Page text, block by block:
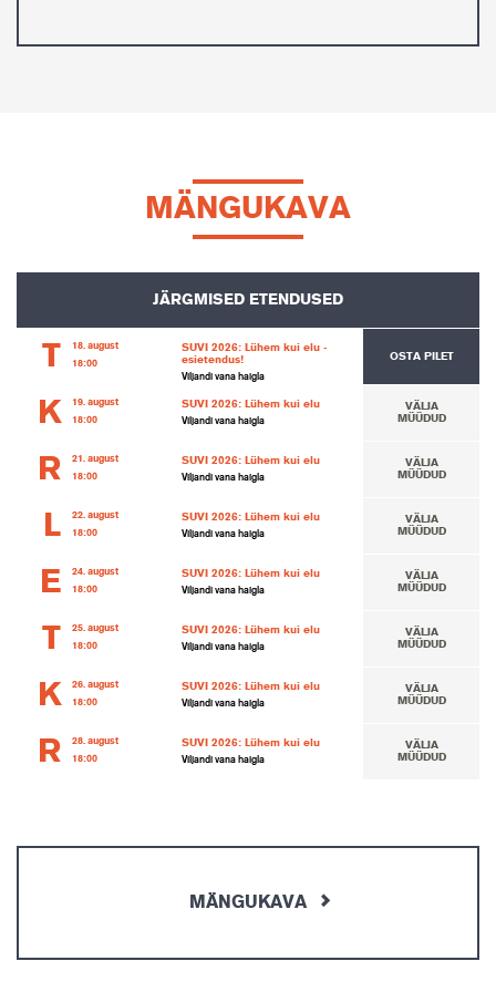
MÄNGUKAVA
JÄRGMISED ETENDUSED
T
18. august
18:00
SUVI 2026: Lühem kui elu -
esietendus!
Viljandi vana haigla
OSTA PILET
K
19. august
18:00
SUVI 2026: Lühem kui elu
Viljandi vana haigla
VÄLJA
MÜÜDUD
R
21. august
18:00
SUVI 2026: Lühem kui elu
Viljandi vana haigla
VÄLJA
MÜÜDUD
L
22. august
18:00
SUVI 2026: Lühem kui elu
Viljandi vana haigla
VÄLJA
MÜÜDUD
E
24. august
18:00
SUVI 2026: Lühem kui elu
Viljandi vana haigla
VÄLJA
MÜÜDUD
T
25. august
18:00
SUVI 2026: Lühem kui elu
Viljandi vana haigla
VÄLJA
MÜÜDUD
K
26. august
18:00
SUVI 2026: Lühem kui elu
Viljandi vana haigla
VÄLJA
MÜÜDUD
R
28. august
18:00
SUVI 2026: Lühem kui elu
Viljandi vana haigla
VÄLJA
MÜÜDUD
MÄNGUKAVA